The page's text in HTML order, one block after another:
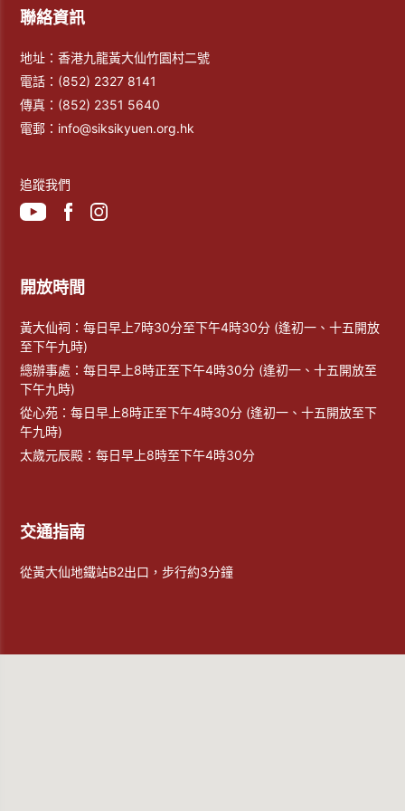
聯絡資訊
地址：香港九龍黃大仙竹園村二號
電話： (852) 2327 8141
傳真： (852) 2351 5640
電郵： info@siksikyuen.org.hk
追蹤我們
開放時間
黃大仙祠：每日早上7時30分至下午4時30分 (逢初一、十五開放
至下午九時)
總辦事處：每日早上8時正至下午4時30分 (逢初一、十五開放至
下午九時)
從心苑：每日早上8時正至下午4時30分 (逢初一、十五開放至下
午九時)
太歲元辰殿：每日早上8時至下午4時30分
交通指南
從黃大仙地鐵站B2出口，步行約3分鐘